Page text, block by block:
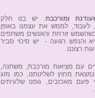
ומורכבת . יש בנו חלק
לעבוד, לממש את עצמנו באופן
זורחת והאנשים משתפים
והנפש רגועה - יש סיכוי סביר
רצוננו.
עם מציאות מורכבת, משתנה,
מחוץ לשליטתנו, כמו מזג
פעם מאכזבים, גופנו שלעיתים